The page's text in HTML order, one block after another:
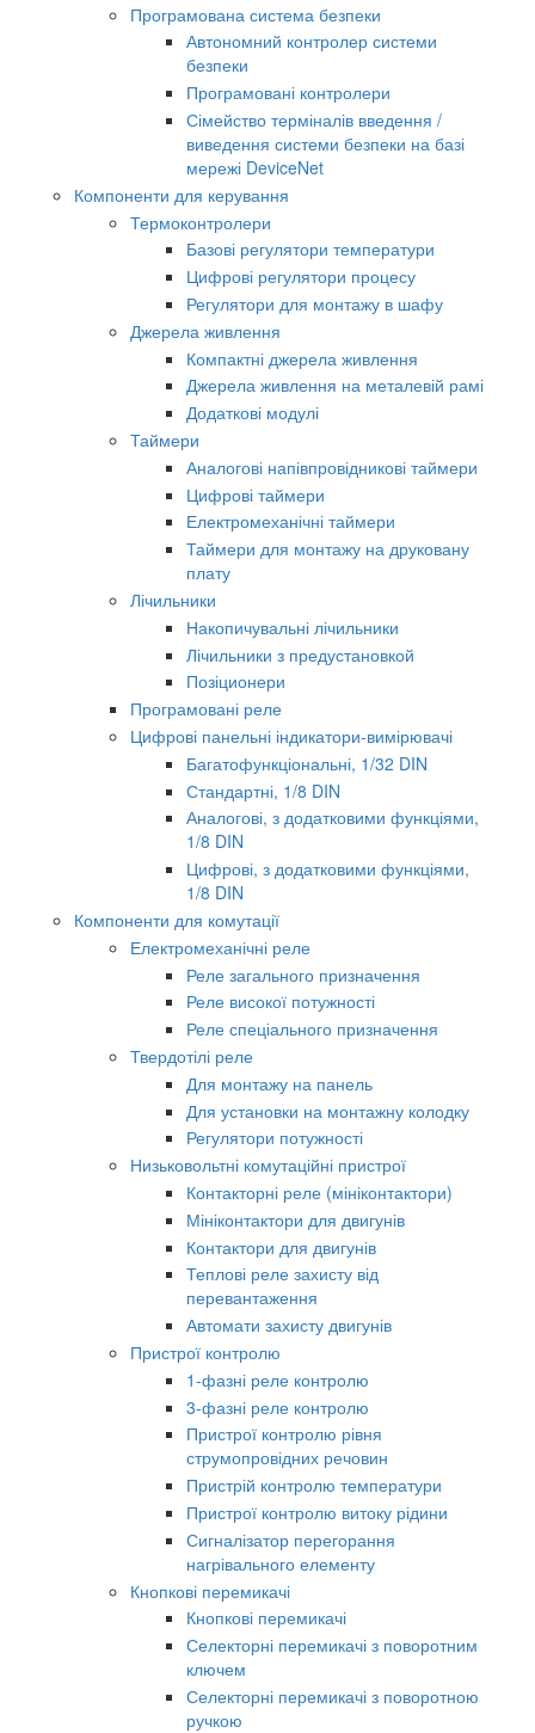
Програмована система безпеки
Автономний контролер системи
безпеки
Програмовані контролери
Сімейство терміналів введення /
виведення системи безпеки на базі
мережі DeviceNet
Компоненти для керування
Термоконтролери
Базові регулятори температури
Цифрові регулятори процесу
Регулятори для монтажу в шафу
Джерела живлення
Компактні джерела живлення
Джерела живлення на металевій рамі
Додаткові модулі
Таймери
Аналогові напівпровідникові таймери
Цифрові таймери
Електромеханічні таймери
Таймери для монтажу на друковану
плату
Лічильники
Накопичувальні лічильники
Лічильники з предустановкой
Позіционери
Програмовані реле
Цифрові панельні індикатори-вимірювачі
Багатофункціональні, 1/32 DIN
Стандартні, 1/8 DIN
Аналогові, з додатковими функціями,
1/8 DIN
Цифрові, з додатковими функціями,
1/8 DIN
Компоненти для комутації
Електромеханічні реле
Реле загального призначення
Реле високої потужності
Реле спеціального призначення
Твердотілі реле
Для монтажу на панель
Для установки на монтажну колодку
Регулятори потужності
Низьковольтні комутаційні пристрої
Контакторні реле (мініконтактори)
Мініконтактори для двигунів
Контактори для двигунів
Теплові реле захисту від
перевантаження
Автомати захисту двигунів
Пристрої контролю
1-фазні реле контролю
3-фазні реле контролю
Пристрої контролю рівня
струмопровідних речовин
Пристрій контролю температури
Пристрої контролю витоку рідини
Сигналізатор перегорання
нагрівального елементу
Кнопкові перемикачі
Кнопкові перемикачі
Селекторні перемикачі з поворотним
ключем
Селекторні перемикачі з поворотною
ручкою